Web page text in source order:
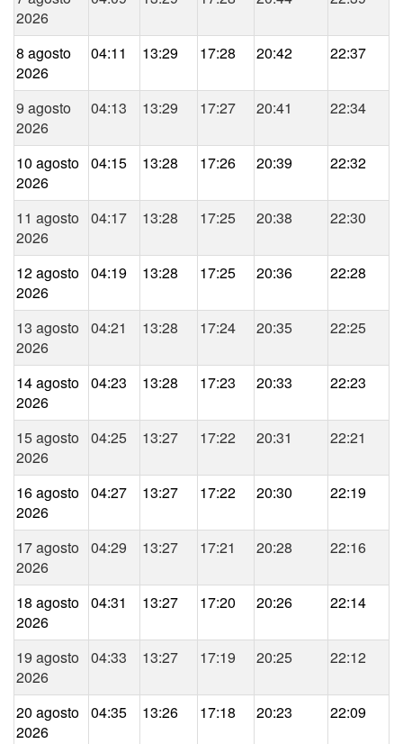
2026
8 agosto
2026
04:11 13:29 17:28 20:42 22:37
9 agosto
2026
04:13 13:29 17:27 20:41 22:34
10 agosto
2026
04:15 13:28 17:26 20:39 22:32
11 agosto
2026
04:17 13:28 17:25 20:38 22:30
12 agosto
2026
04:19 13:28 17:25 20:36 22:28
13 agosto
2026
04:21 13:28 17:24 20:35 22:25
14 agosto
2026
04:23 13:28 17:23 20:33 22:23
15 agosto
2026
04:25 13:27 17:22 20:31 22:21
16 agosto
2026
04:27 13:27 17:22 20:30 22:19
17 agosto
2026
04:29 13:27 17:21 20:28 22:16
18 agosto
2026
04:31 13:27 17:20 20:26 22:14
19 agosto
2026
04:33 13:27 17:19 20:25 22:12
20 agosto
2026
04:35 13:26 17:18 20:23 22:09